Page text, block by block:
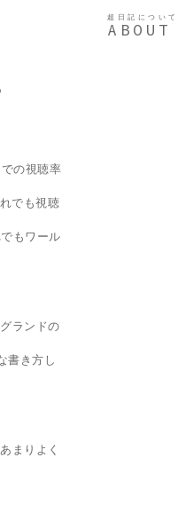
超日記について
ABOUT
の視聴率
でも視聴
もワール
ランドの
書き方し
まりよく